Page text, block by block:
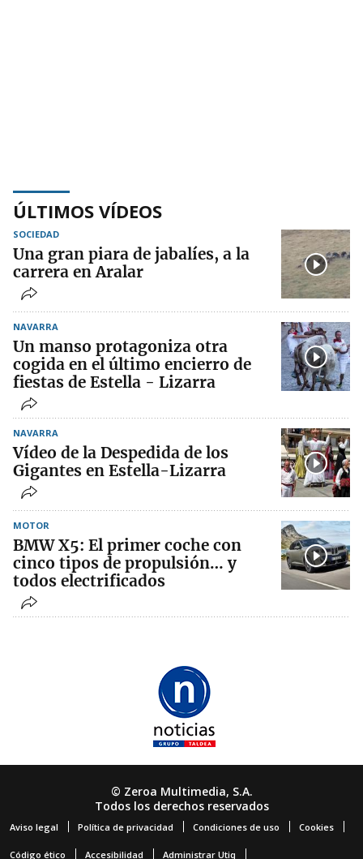
ÚLTIMOS VÍDEOS
SOCIEDAD
Una gran piara de jabalíes, a la
carrera en Aralar
NAVARRA
Un manso protagoniza otra
cogida en el último encierro de
fiestas de Estella - Lizarra
NAVARRA
Vídeo de la Despedida de los
Gigantes en Estella-Lizarra
MOTOR
BMW X5: El primer coche con
cinco tipos de propulsión… y
todos electrificados
© Zeroa Multimedia, S.A.
Todos los derechos reservados
Aviso legal Política de privacidad Condiciones de uso Cookies
Código ético Accesibilidad Administrar Utiq